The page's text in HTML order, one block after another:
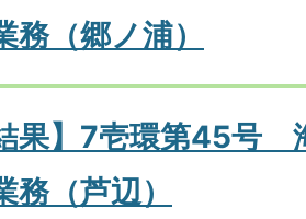
務（郷ノ浦）
果】7壱環第45号
務（芦辺）